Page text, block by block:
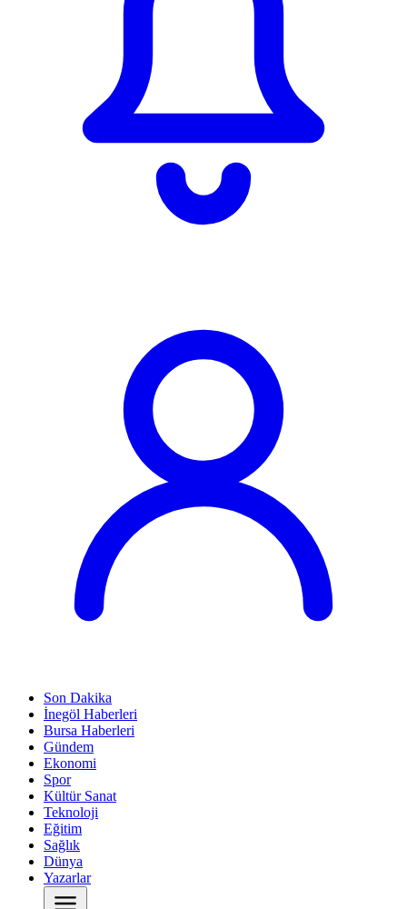
Son Dakika
İnegöl Haberleri
Bursa Haberleri
Gündem
Ekonomi
Spor
Kültür Sanat
Teknoloji
Eğitim
Sağlık
Dünya
Yazarlar